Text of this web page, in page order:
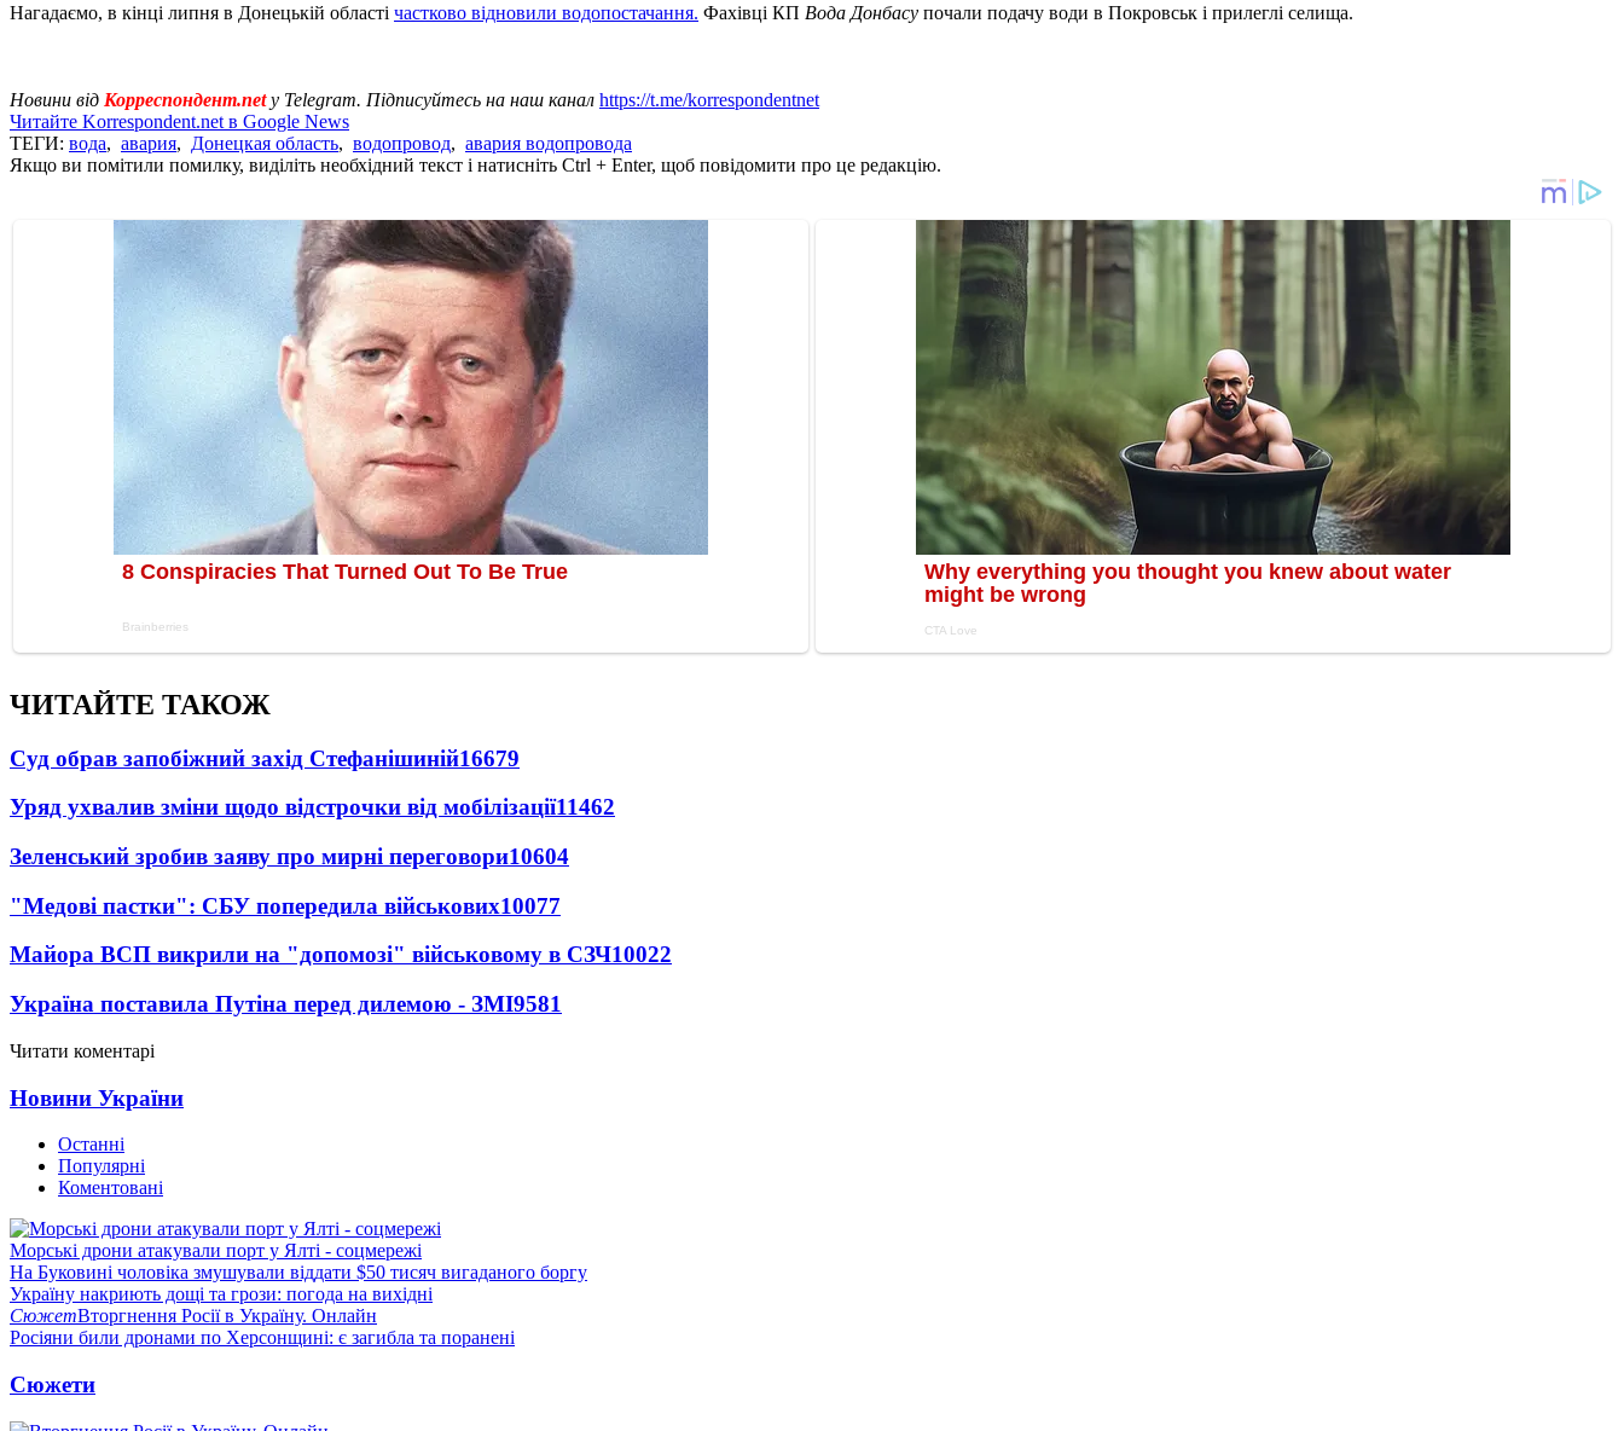
Нагадаємо, в кінці липня в Донецькій області частково відновили водопостачання. Фахівці КП Вода Донбасу почали подачу води в Покровськ і прилеглі селища.
Новини від Корреспондент.net у Telegram. Підписуйтесь на наш канал https://t.me/korrespondentnet
Читайте Korrespondent.net в Google News
ТЕГИ: вода, авария, Донецкая область, водопровод, авария водопровода
Якщо ви помітили помилку, виділіть необхідний текст і натисніть Ctrl + Enter, щоб повідомити про це редакцію.
ЧИТАЙТЕ ТАКОЖ
Суд обрав запобіжний захід Стефанішиній16679
Уряд ухвалив зміни щодо відстрочки від мобілізації11462
Зеленський зробив заяву про мирні переговори10604
"Медові пастки": СБУ попередила військових10077
Майора ВСП викрили на "допомозі" військовому в СЗЧ10022
Україна поставила Путіна перед дилемою - ЗМІ9581
Читати коментарі
Новини України
Останні
Популярні
Коментовані
Морські дрони атакували порт у Ялті - соцмережі
На Буковині чоловіка змушували віддати $50 тисяч вигаданого боргу
Україну накриють дощі та грози: погода на вихідні
СюжетВторгнення Росії в Україну. Онлайн
Росіяни били дронами по Херсонщині: є загибла та поранені
Сюжети